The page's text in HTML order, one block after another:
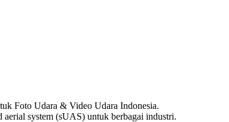
Foto Udara & Video Udara Indonesia.
aerial system (sUAS) untuk berbagai industri.